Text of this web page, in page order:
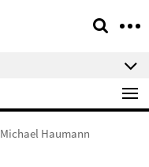
Michael Haumann